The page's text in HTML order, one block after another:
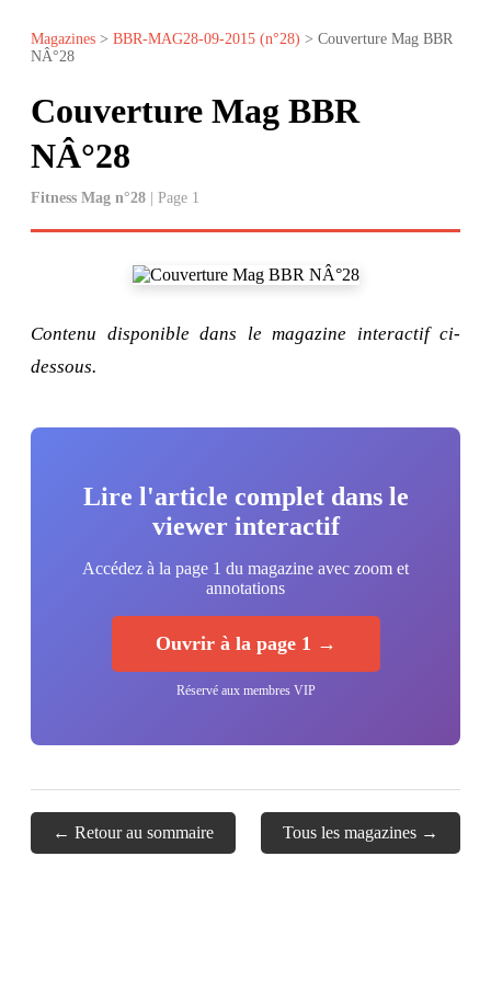
Magazines > BBR-MAG28-09-2015 (n°28) > Couverture Mag BBR
NÂ°28
Couverture Mag BBR
NÂ°28
Fitness Mag n°28 | Page 1
Contenu disponible dans le magazine interactif ci-
dessous.
Lire l'article complet dans le
viewer interactif
Accédez à la page 1 du magazine avec zoom et
annotations
Ouvrir à la page 1 →
Réservé aux membres VIP
← Retour au sommaire Tous les magazines →